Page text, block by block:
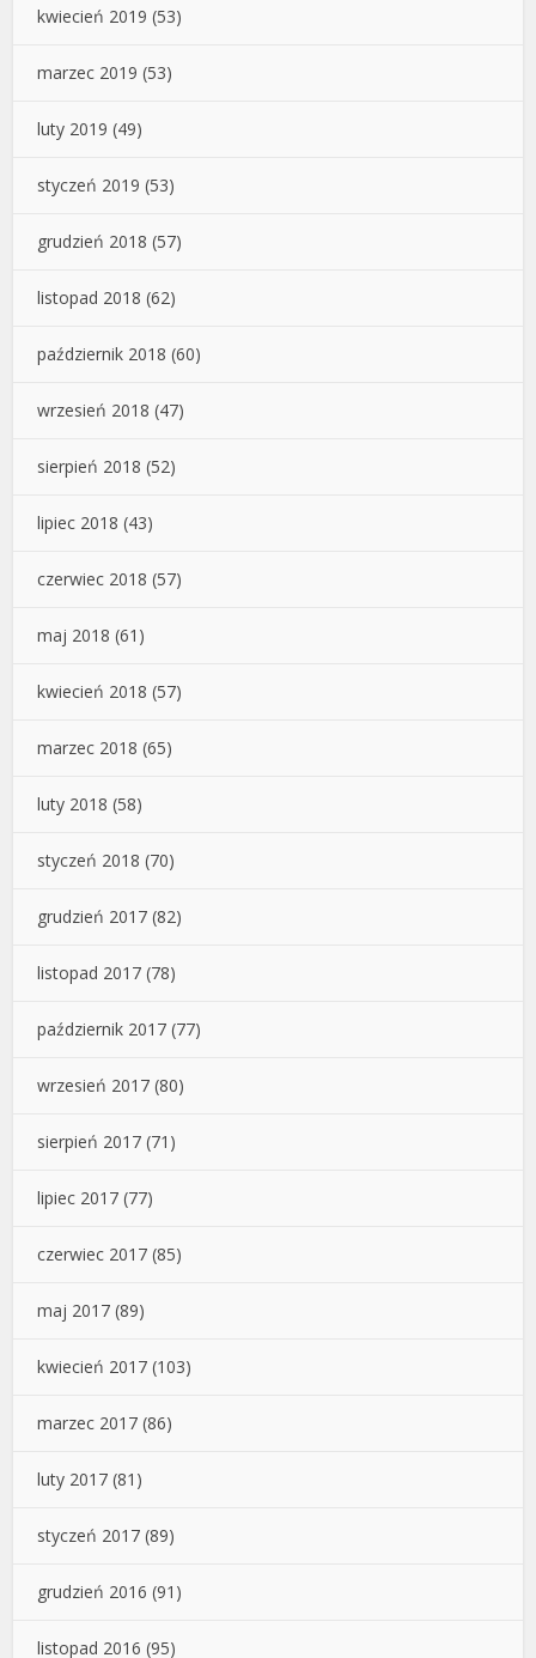
kwiecień 2019 (53)
marzec 2019 (53)
luty 2019 (49)
styczeń 2019 (53)
grudzień 2018 (57)
listopad 2018 (62)
październik 2018 (60)
wrzesień 2018 (47)
sierpień 2018 (52)
lipiec 2018 (43)
czerwiec 2018 (57)
maj 2018 (61)
kwiecień 2018 (57)
marzec 2018 (65)
luty 2018 (58)
styczeń 2018 (70)
grudzień 2017 (82)
listopad 2017 (78)
październik 2017 (77)
wrzesień 2017 (80)
sierpień 2017 (71)
lipiec 2017 (77)
czerwiec 2017 (85)
maj 2017 (89)
kwiecień 2017 (103)
marzec 2017 (86)
luty 2017 (81)
styczeń 2017 (89)
grudzień 2016 (91)
listopad 2016 (95)